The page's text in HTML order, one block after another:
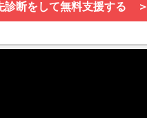
診断をして無料支援する ＞